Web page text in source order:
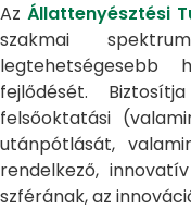
AzÁllattenyésztési
szakmai
legtehetségesebb
fejlődését.
felsőoktatási
utánpótlását,
rendelkező,
szférának, az